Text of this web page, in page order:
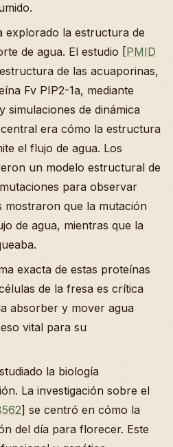
explorado la estructura de
de agua. El estudio [PMID
de las acuaporinas,
Fv PIP2-1a, mediante
simulaciones de dinámica
era cómo la estructura
el flujo de agua. Los
un modelo estructural de
para observar
mostraron que la mutación
de agua, mientras que la
exacta de estas proteínas
de la fresa es crítica
absorber y mover agua
vital para su
la biología
La investigación sobre el
] se centró en cómo la
del día para florecer. Este